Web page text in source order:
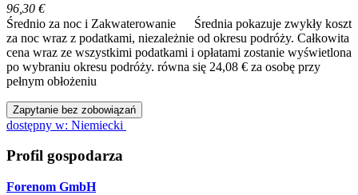
96,30 €
Średnio za noc i Zakwaterowanie
Średnia pokazuje zwykły koszt
za noc wraz z podatkami, niezależnie od okresu podróży. Całkowita
cena wraz ze wszystkimi podatkami i opłatami zostanie wyświetlona
po wybraniu okresu podróży. równa się 24,08 € za osobę przy
pełnym obłożeniu
Zapytanie bez zobowiązań
dostępny w: Niemiecki
Profil gospodarza
Forenom GmbH